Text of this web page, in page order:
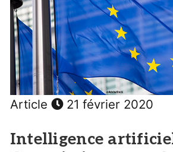
Article 21 février 2020
Intelligence